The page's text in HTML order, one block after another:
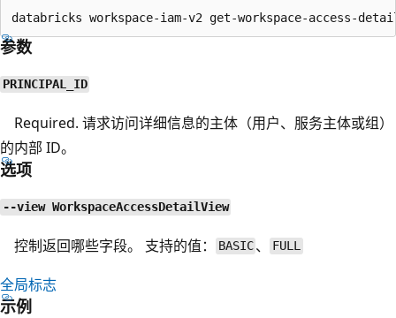
参数
PRINCIPAL_ID
Required. 请求访问详细信息的主体（用户、服务主体或组）
的内部 ID。
选项
--view WorkspaceAccessDetailView
控制返回哪些字段。 支持的值： BASIC 、 FULL
全局标志
示例